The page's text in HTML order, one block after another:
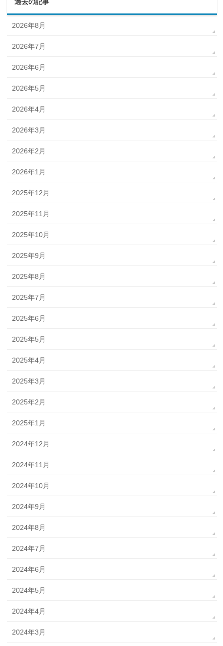
2026年8月
2026年7月
2026年6月
2026年5月
2026年4月
2026年3月
2026年2月
2026年1月
2025年12月
2025年11月
2025年10月
2025年9月
2025年8月
2025年7月
2025年6月
2025年5月
2025年4月
2025年3月
2025年2月
2025年1月
2024年12月
2024年11月
2024年10月
2024年9月
2024年8月
2024年7月
2024年6月
2024年5月
2024年4月
2024年3月